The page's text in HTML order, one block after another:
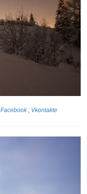
Facebook ; Vkontakte